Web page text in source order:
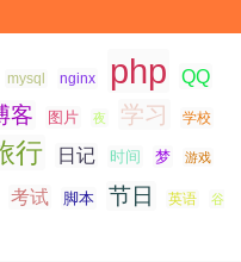
mysql nginx php QQ
客 图片 夜 学习 学校
行 日记 时间 梦 游戏
考试 脚本 节日 英语 谷